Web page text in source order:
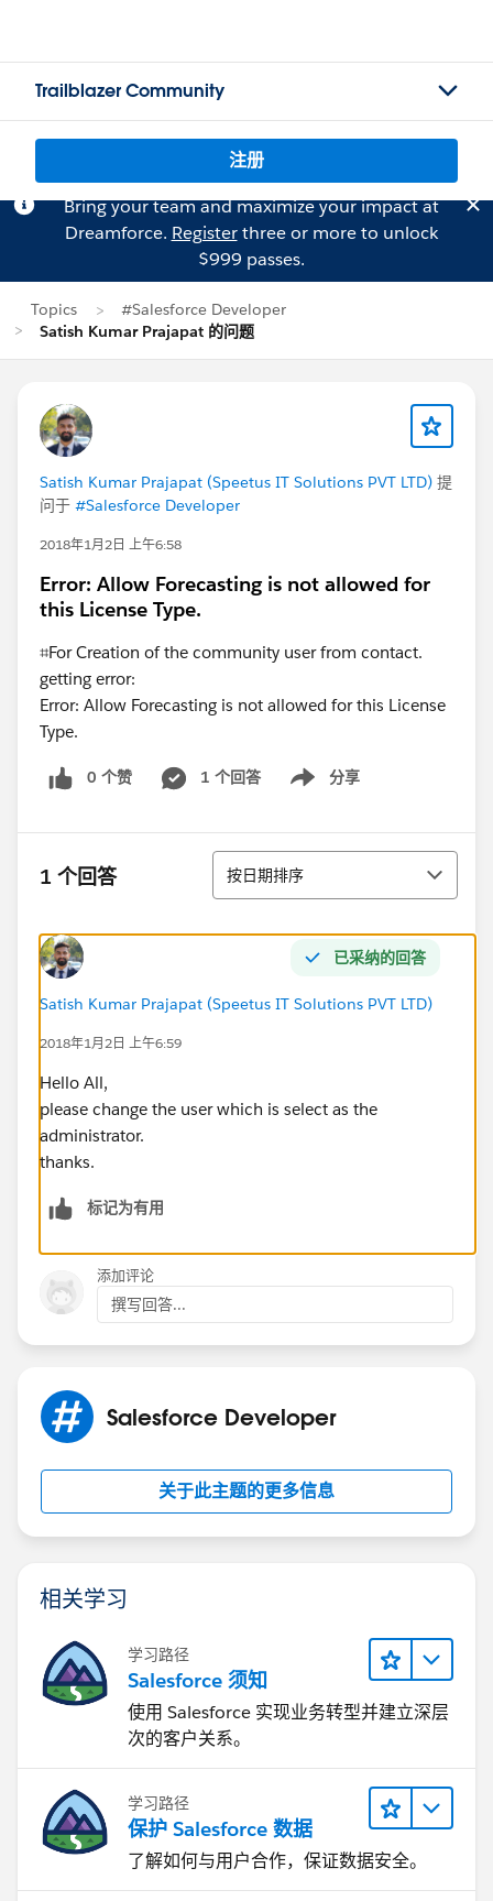
Trailblazer Community
注册
Bring your team and maximize your impact at
Dreamforce. Registerthree or more to unlock
$999 passes.
Topics
#Salesforce Developer
Satish Kumar Prajapat 的问题
Satish Kumar Prajapat (Speetus IT Solutions PVT LTD) 提
问于 #Salesforce Developer
2018年1月2日 上午6:58
Error: Allow Forecasting is not allowed for
this License Type.
⌗For Creation of the community user from contact.
getting error:
Error: Allow Forecasting is not allowed for this License
Type.
0 个赞 1 个回答 分享
Show menu
1 个回答 排序
按日期排序
已采纳的回答
Satish Kumar Prajapat (Speetus IT Solutions PVT LTD)
2018年1月2日 上午6:59
Hello All,
please change the user which is select as the
administrator.
thanks.
标记为有用
添加评论
撰写回答...
Salesforce Developer
关于此主题的更多信息
相关学习
学习路径
Salesforce 须知
使用 Salesforce 实现业务转型并建立深层
次的客户关系。
学习路径
保护 Salesforce 数据
了解如何与用户合作，保证数据安全。